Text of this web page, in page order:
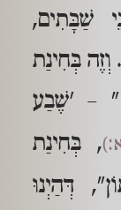
שַׁבָּתִים,
בְּחִינַת
– 'שֶׁבַע
, בְּחִינַת
דְּהַיְנוּ